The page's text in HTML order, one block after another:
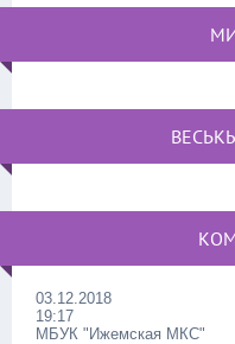
03.12.2018
19:17
МБУК "Ижемская МКС"